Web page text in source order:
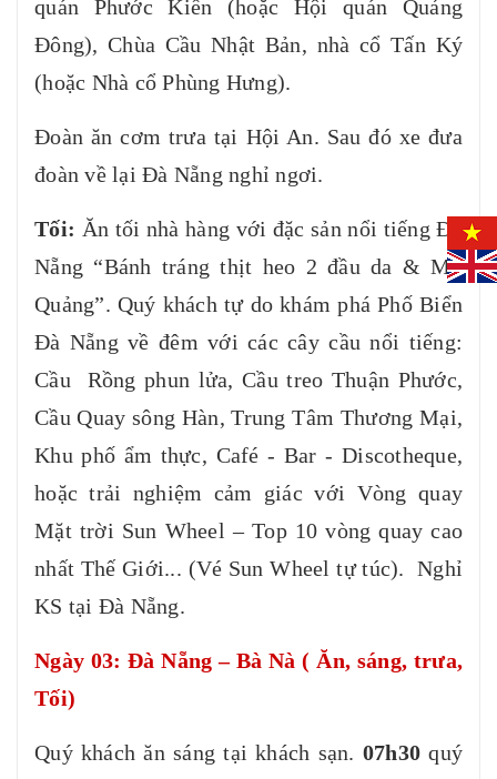
quán Phước Kiến (hoặc Hội quán Quảng
Đông), Chùa Cầu Nhật Bản, nhà cổ Tấn Ký
(hoặc Nhà cổ Phùng Hưng).
Đoàn ăn cơm trưa tại Hội An. Sau đó xe đưa
đoàn về lại Đà Nẵng nghỉ ngơi.
Tối: Ăn tối nhà hàng với đặc sản nổi tiếng Đà
Nẵng “Bánh tráng thịt heo 2 đầu da & Mỳ
Quảng”. Quý khách tự do khám phá Phố Biển
Đà Nẵng về đêm với các cây cầu nổi tiếng:
Cầu Rồng phun lửa, Cầu treo Thuận Phước,
Cầu Quay sông Hàn, Trung Tâm Thương Mại,
Khu phố ẩm thực, Café - Bar - Discotheque,
hoặc trải nghiệm cảm giác với Vòng quay
Mặt trời Sun Wheel – Top 10 vòng quay cao
nhất Thế Giới... (Vé Sun Wheel tự túc). Nghỉ
KS tại Đà Nẵng.
Ngày 03: Đà Nẵng – Bà Nà ( Ăn, sáng, trưa,
Tối)
Quý khách ăn sáng tại khách sạn. 07h30 quý